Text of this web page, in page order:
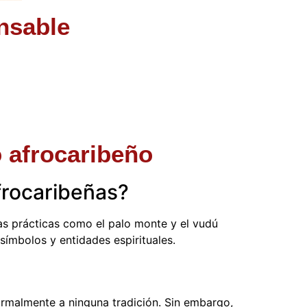
afrocaribeño
prácticas como el palo monte y el vudú
y entidades espirituales.
a ninguna tradición. Sin embargo,